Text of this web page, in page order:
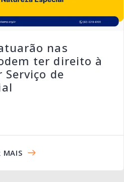
nas
ter direito à
de
MAIS